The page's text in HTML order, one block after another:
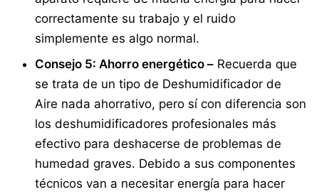
correctamente su trabajo y el ruido
simplemente es algo normal.
Consejo 5: Ahorro energético – Recuerda que
se trata de un tipo de Deshumidificador de
Aire nada ahorrativo, pero sí con diferencia son
los deshumidificadores profesionales más
efectivo para deshacerse de problemas de
humedad graves. Debido a sus componentes
técnicos van a necesitar energía para hacer